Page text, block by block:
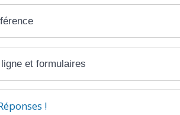
et formulaires
!